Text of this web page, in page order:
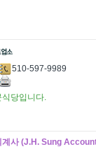
510-597-9989
당입니다.
계사 (J.H. Sung